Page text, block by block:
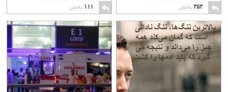
۳۵۴ پخش
آستانه جنگ با همسایگان
عرب قرار داده
۲
۱۱۱ پخش